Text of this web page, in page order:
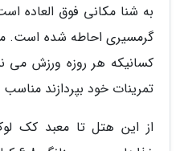
به شنا مکانی فوق العاده
گرمسیری احاطه شده است.
کسانیکه هر روزه ورزش می
تمرینات خود بپردازند